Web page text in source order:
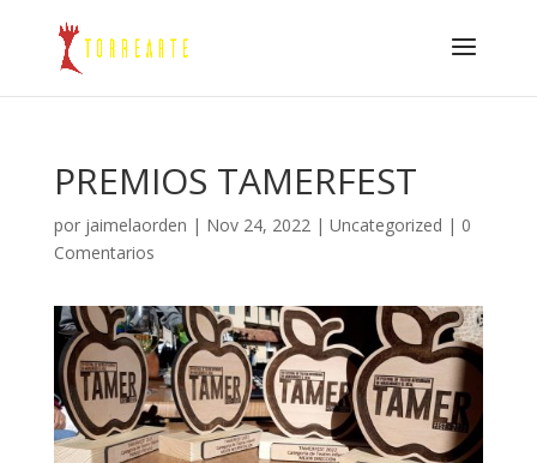
PREMIOS TAMERFEST
por jaimelaorden | Nov 24, 2022| Uncategorized | 0
Comentarios